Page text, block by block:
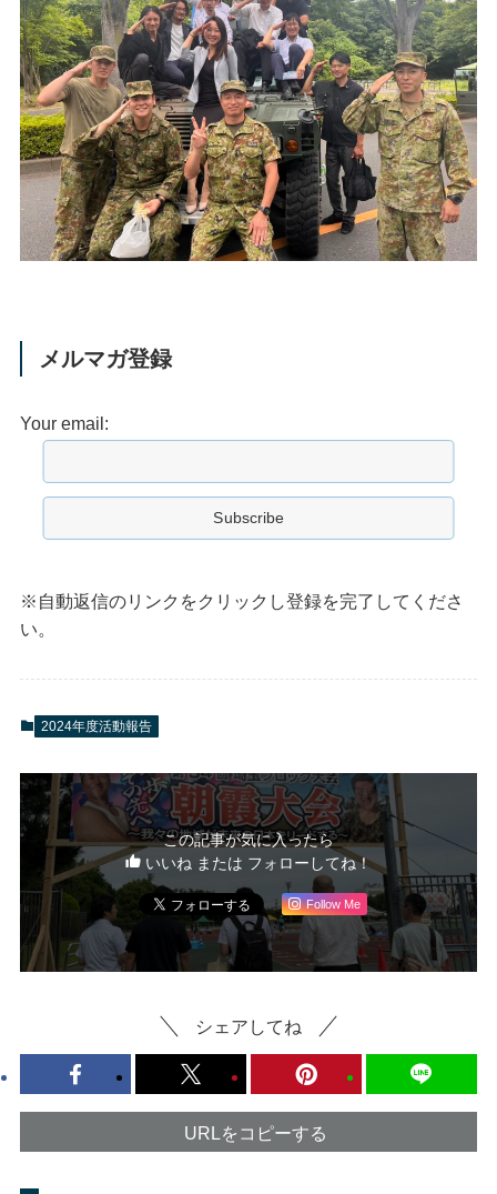
メルマガ登録
Your email:
※自動返信のリンクをクリックし登録を完了してくださ
い。
2024年度活動報告
この記事が気に入ったら
いいね または フォローしてね！
Follow Me
シェアしてね
URLをコピーする